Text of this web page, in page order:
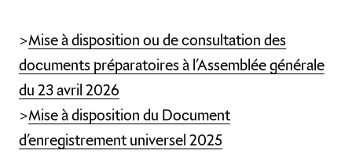
>Mise à disposition ou de consultation des
documents préparatoires à l’Assemblée générale
du 23 avril 2026
>Mise à disposition du Document
d’enregistrement universel 2025